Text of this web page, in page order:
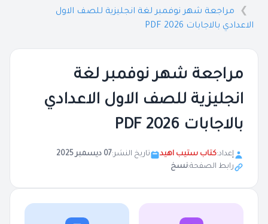
مراجعة شهر نوفمبر لغة انجليزية للصف الاول
الاعدادي بالاجابات 2026 PDF
مراجعة شهر نوفمبر لغة
انجليزية للصف الاول الاعدادي
بالاجابات 2026 PDF
إعداد:كتاب ستيب اهيد تاريخ النشر:07 ديسمبر 2025
رابط الصفحة:نسخ